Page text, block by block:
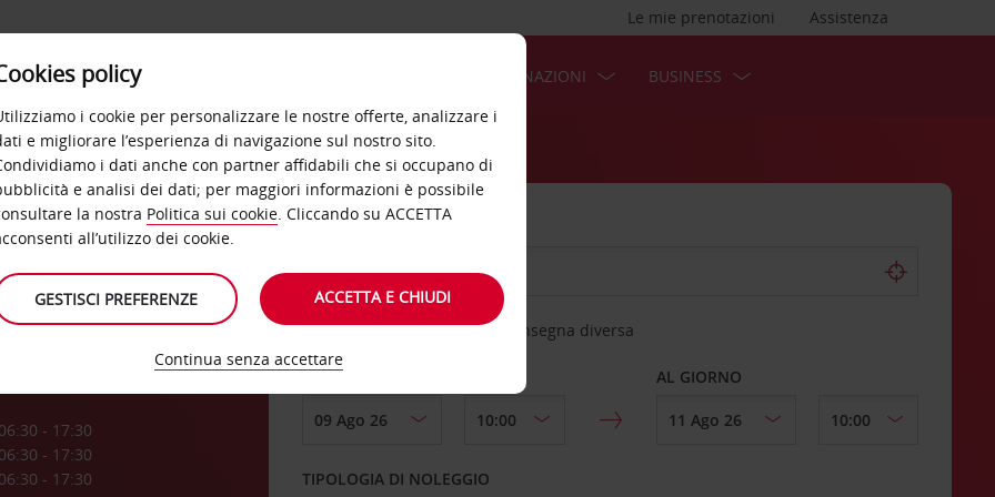
Assistenza
Le mie prenotazioni
OFFERTE DESTINAZIONI BUSINESS
06:30 - 17:30
06:30 - 17:30
06:30 - 17:30
Scegli una località di riconsegna diversa
DAL GIORNO AL GIORNO
TIPOLOGIA DI NOLEGGIO
policy
i cookie per personalizzare le nostre offerte, analizzare i
e migliorare l’esperienza di navigazione sul nostro sito.
i dati anche con partner affidabili che si occupano di
e analisi dei dati; per maggiori informazioni è possibile
la nostra Politica sui cookie. Cliccando su ACCETTA
all’utilizzo dei cookie.
GESTISCI PREFERENZE ACCETTA E CHIUDI
Continua senza accettare